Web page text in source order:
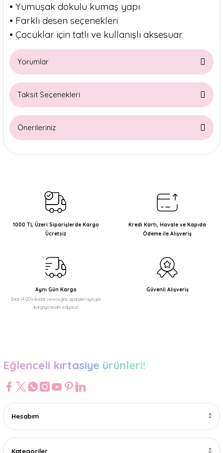
• Yumuşak dokulu kumaş yapı
• Farklı desen seçenekleri
• Çocuklar için tatlı ve kullanışlı aksesuar
Yorumlar
Taksit Seçenekleri
Önerileriniz
Bu ürünün fiyat bilgisi, resim, ürün açıklamalarında ve diğer
Ürün resmi kalitesiz, bozuk veya görüntülenemiyor.
Ürün açıklamasında eksik bilgiler bulunuyor.
Ürün bilgilerinde hatalar bulunuyor.
Bu ürüne benzer farklı alternatifler olmalı.
1000 TL Üzeri Siparişlerde Kargo
Ücretsiz
Kredi Kartı, Havale ve Kapıda
Ödeme ile Alışveriş
Aynı Gün Kargo
Saat 14:00'e kadar vereceğiniz siparişleri aynı gün
kargoya teslim ediyoruz!
Güvenli Alışveriş
Eğlenceli kırtasiye ürünleri!
Hesabım
Kategoriler